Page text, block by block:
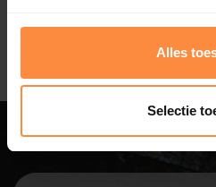
Alles
Selectie